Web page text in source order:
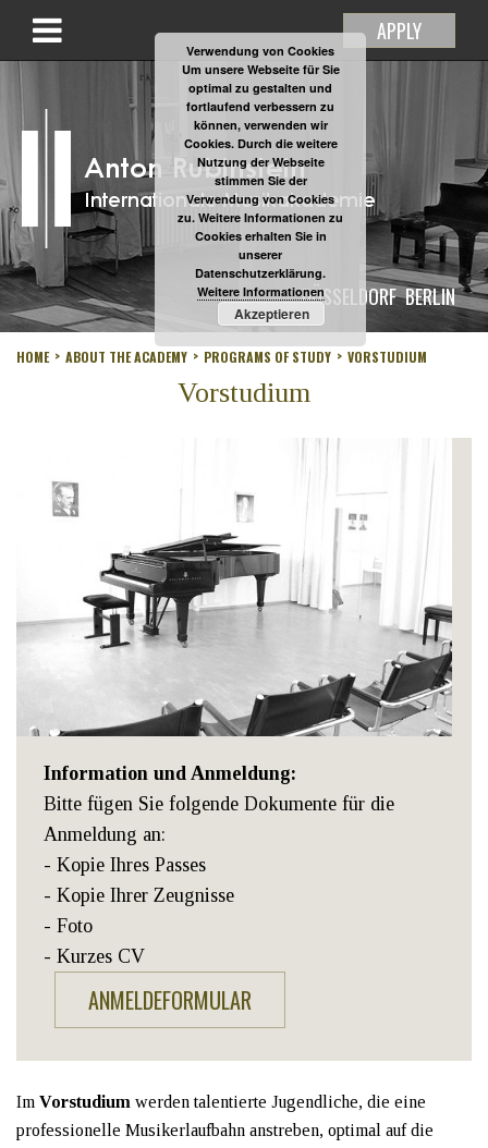
APPLY
DÜSSELDORF BERLIN
HOME ABOUT THE ACADEMY PROGRAMS OF STUDY VORSTUDIUM
Vorstudium
Information und Anmeldung:
Bitte fügen Sie folgende Dokumente für die
Anmeldung an:
- Kopie Ihres Passes
- Kopie Ihrer Zeugnisse
- Foto
- Kurzes CV
ANMELDEFORMULAR
Im Vorstudium werden talentierte Jugendliche, die eine
professionelle Musikerlaufbahn anstreben, optimal auf die
Verwendung von Cookies
Um unsere Webseite für Sie
optimal zu gestalten und
fortlaufend verbessern zu
können, verwenden wir
Cookies. Durch die weitere
Nutzung der Webseite
stimmen Sie der
Verwendung von Cookies
zu. Weitere Informationen zu
Cookies erhalten Sie in
unserer
Datenschutzerklärung.
Weitere Informationen
Akzeptieren